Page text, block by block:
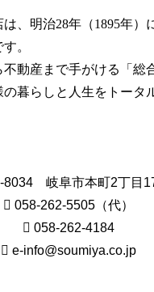
、 明治28年（1895年）
。
動産まで手がける「総
暮らしと人生をトータ
8034 岐阜市本町2丁目
058-262-5505（代）
058-262-4184
e-info@soumiya.co.jp